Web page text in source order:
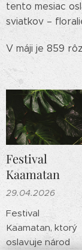
tento mesiac
sviatkov –
V máji je 859
Festival
Kaamatan
29.04.2026
Festival
Kaamatan, ktorý
oslavuje národ